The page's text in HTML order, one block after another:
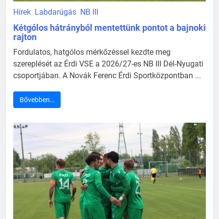
Hírek Labdarúgás NB III
Kétgólos hátrányból mentettünk pontot a bajnoki
rajton
Fordulatos, hatgólos mérkőzéssel kezdte meg
szereplését az Érdi VSE a 2026/27-es NB III Dél-Nyugati
csoportjában. A Novák Ferenc Érdi Sportközpontban ...
Bővebben…